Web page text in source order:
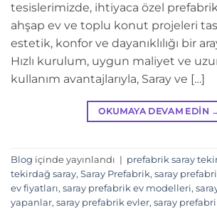
tesislerimizde, ihtiyaca özel
ahşap ev ve toplu konut projeleri
estetik, konfor ve dayanıklılığı bir
Hızlı kurulum, uygun maliyet ve
kullanım avantajlarıyla, Saray ve […]
OKUMAYA DEVAM EDIN
Blog içinde yayınlandı | prefabrik saray
tekirdağ saray, Saray Prefabrik, saray
ev fiyatları, saray prefabrik ev modelleri,
yapanlar, saray prefabrik evler, saray